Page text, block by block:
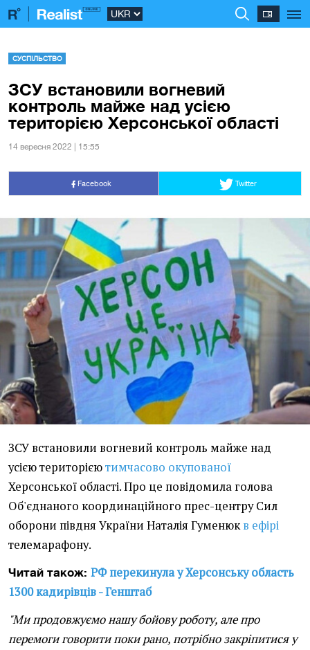
СУСПІЛЬСТВО
ЗСУ встановили вогневий
контроль майже над усією
територією Херсонської області
14 вересня 2022 | 15:55
Facebook Twitter
ЗСУ встановили вогневий контроль майже над
усією територієютимчасово окупованої
Херсонської області. Про це повідомила голова
Об'єднаного координаційного прес-центру Сил
оборони півдня України Наталія Гуменюкв ефірі
телемарафону.
Читай також: РФ перекинула у Херсонську область
1300 кадирівців - Генштаб
"Ми продовжуємо нашу бойову роботу, але про
перемоги говорити поки рано, потрібно закріпитися у